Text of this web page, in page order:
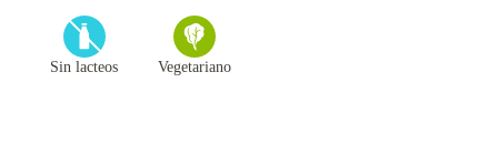
Sin lacteos Vegetariano